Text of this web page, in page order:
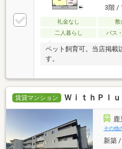
3階 /
礼金なし 敷
二人暮らし
バス
ペット飼育可。当店掲載
す。
賃貸マンション ＷｉｔｈＰｌ
鹿
その他
新築